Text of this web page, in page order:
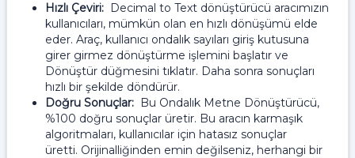
Hızlı Çeviri: Decimal to Text dönüştürücü aracımızın
kullanıcıları, mümkün olan en hızlı dönüşümü elde
eder. Araç, kullanıcı ondalık sayıları giriş kutusuna
girer girmez dönüştürme işlemini başlatır ve
Dönüştür düğmesini tıklatır. Daha sonra sonuçları
hızlı bir şekilde döndürür.
Doğru Sonuçlar: Bu Ondalık Metne Dönüştürücü,
%100 doğru sonuçlar üretir. Bu aracın karmaşık
algoritmaları, kullanıcılar için hatasız sonuçlar
üretti. Orijinalliğinden emin değilseniz, herhangi bir